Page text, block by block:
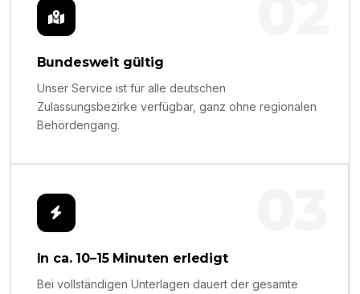
Bundesweit gültig
Unser Service ist für alle deutschen
Zulassungsbezirke verfügbar, ganz ohne regionalen
Behördengang.
In ca. 10–15 Minuten erledigt
Bei vollständigen Unterlagen dauert der gesamte